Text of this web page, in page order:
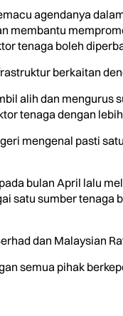
agendanya
membantu
tenaga boleh
berkaitan
alih dan
tenaga dengan
mengenal pasti
bulan April lalu
satu sumber
dan Malaysian
semua pihak